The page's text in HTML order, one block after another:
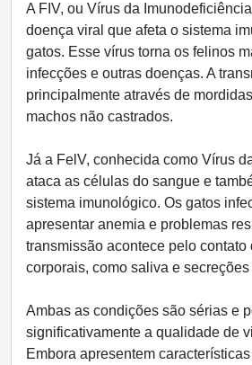
A FIV, ou Vírus da
doença viral que afeta o sistema
gatos. Esse vírus torna os felinos
infecções e outras doenças. A
principalmente através de
machos não castrados.
Já a FelV, conhecida como Vírus
ataca as células do sangue e
sistema imunológico. Os gatos
apresentar anemia e problemas
transmissão acontece pelo contato
corporais, como saliva e secreções
Ambas as condições são sérias e
significativamente a qualidade de
Embora apresentem